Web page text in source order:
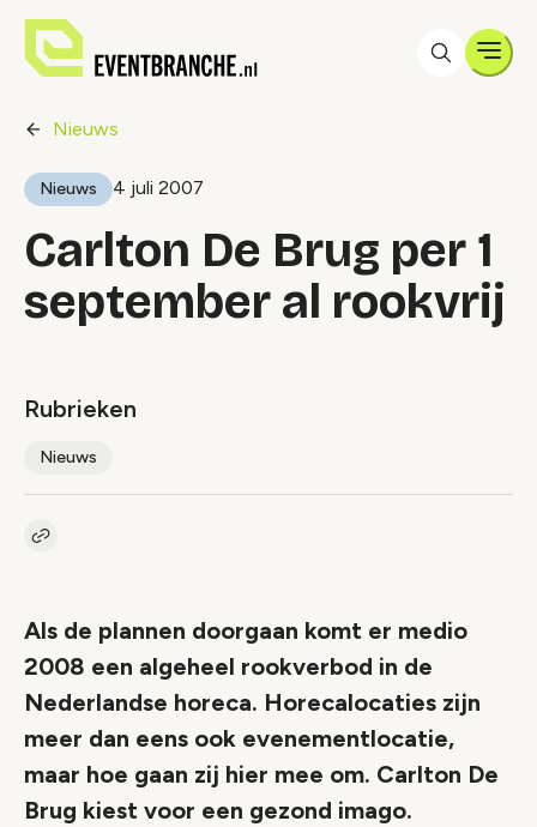
Nieuws
Nieuws 4 juli 2007
Carlton De Brug per 1
september al rookvrij
Rubrieken
Nieuws
Kopieer link naar artikel
Als de plannen doorgaan komt er medio
2008 een algeheel rookverbod in de
Nederlandse horeca. Horecalocaties zijn
meer dan eens ook evenementlocatie,
maar hoe gaan zij hier mee om. Carlton De
Brug kiest voor een gezond imago.